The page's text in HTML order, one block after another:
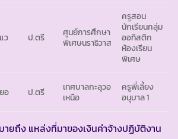
ว ป.ตรี
ศูนย์การศึกษา
พิเศษนราธิวาส
ครูสอน
นักเรียนกลุ่ม
ออทิสติก
ห้องเรียน
พิเศษ
อ ป.ตรี
เทศบาลกะลุวอ
เหนือ
ครูพี่เลี้ยง
อนุบาล 1
ยถึง แหล่งที่มาของเงินค่าจ้างปฏิบัติงาน